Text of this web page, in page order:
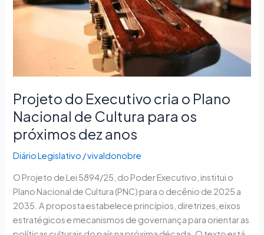
Projeto do Executivo cria o Plano
Nacional de Cultura para os
próximos dez anos
Diário Legislativo /vivaldonobre
O Projeto de Lei 5894/25, do Poder Executivo, institui o
Plano Nacional de Cultura (PNC) para o decênio de 2025 a
2035. A proposta estabelece princípios, diretrizes, eixos
estratégicos e mecanismos de governança para orientar as
Nacional
Cultura
para
próximos
dez